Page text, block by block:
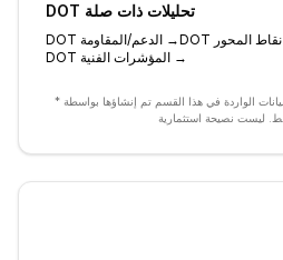
DOT تحليلات ذات صلة
DOT الدعم/المقاومة →DOT نقاط المحور
DOT المؤشرات الفنية →
* البيانات الواردة في هذا القسم تم إنشاؤها بواسطة COINOTAG AI وهي للاستخدام